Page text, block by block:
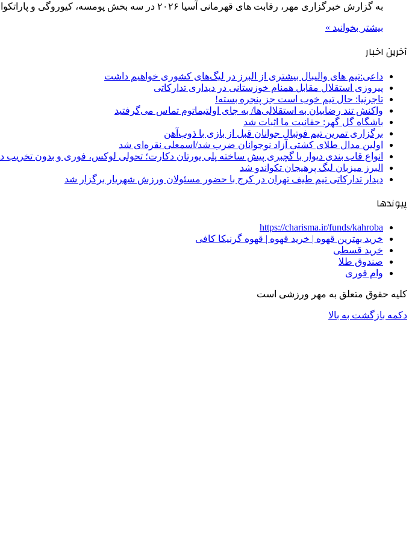
به گزارش خبرگزاری مهر، رقابت های قهرمانی آسیا ۲۰۲۶ در سه بخش پومسه، کیوروگی و پاراتکواندو ۲۹ اردیبهشت ماه تا…
بیشتر بخوانید »
آخرین اخبار
داعی:تیم های والیبال بیشتری از البرز در لیگ‌های کشوری خواهیم داشت
پیروزی استقلال مقابل همنام خوزستانی در دیداری تدارکاتی
تاجرنیا: حال تیم خوب است جز پنجره بسته!
واکنش تند رضاییان به استقلالی‌ها/ به جای اولتیماتوم تماس می‌گرفتید
باشگاه گل گهر: حقانیت ما اثبات شد
برگزاری تمرین تیم فوتبال جوانان قبل از بازی با ذوب‌آهن
اولین مدال طلای کشتی آزاد نوجوانان ضرب شد/اسمعلی نقره‌ای شد
انواع قاب بندی دیوار با گچبری پیش ساخته پلی یورتان دکارت؛ تحولی لوکس، فوری و بدون تخریب
البرز میزبان لیگ پرهیجان تکواندو شد
دیدار تدارکاتی تیم طیف تهران در کرج با حضور مسئولان ورزش شهریار برگزار شد
پیوندها
https://charisma.ir/funds/kahroba
خرید بهترین قهوه | خرید قهوه | قهوه گرنیکا کافی
خرید قسطی
صندوق طلا
وام فوری
کلیه حقوق متعلق به مهر ورزشی است
دکمه بازگشت به بالا